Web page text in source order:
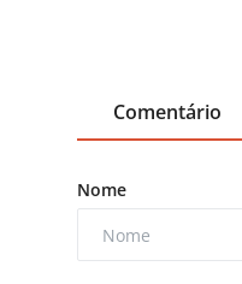
Comentário
Nome